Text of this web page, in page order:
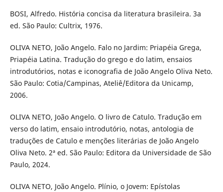
BOSI, Alfredo. História concisa da literatura brasileira. 3a
ed. São Paulo: Cultrix, 1976.
OLIVA NETO, João Angelo. Falo no Jardim: Priapéia Grega,
Priapéia Latina. Tradução do grego e do latim, ensaios
introdutórios, notas e iconografia de João Angelo Oliva Neto.
São Paulo: Cotia/Campinas, Ateliê/Editora da Unicamp,
2006.
OLIVA NETO, João Angelo. O livro de Catulo. Tradução em
verso do latim, ensaio introdutório, notas, antologia de
traduções de Catulo e menções literárias de João Angelo
Oliva Neto. 2ª ed. São Paulo: Editora da Universidade de São
Paulo, 2024.
OLIVA NETO, João Angelo. Plínio, o Jovem: Epístolas